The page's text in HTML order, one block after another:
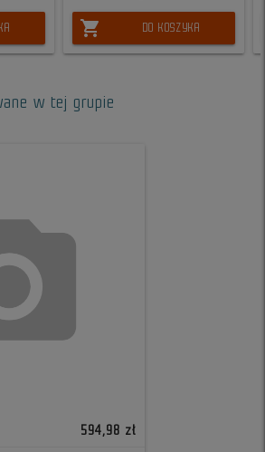
shopping_cart DO KOSZYKA
w tej grupie
594,98 zł